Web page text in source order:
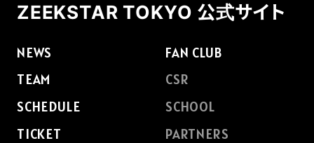
ZEEKSTAR TOKYO 公式サイト
NEWS
TEAM
SCHEDULE
TICKET
FAN CLUB
CSR
SCHOOL
PARTNERS